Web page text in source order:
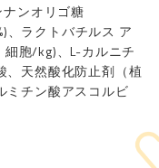
ンオリゴ糖
、ラクトバチルス ア
胞/kg)、L-カルニチ
、天然酸化防止剤（植
ミチン酸アスコルビ